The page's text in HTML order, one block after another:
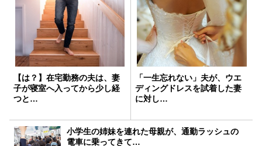
【は？】在宅勤務の夫は、妻
子が寝室へ入ってから少し経
つと…
「一生忘れない」夫が、ウエ
ディングドレスを試着した妻
に対し…
小学生の姉妹を連れた母親が、通勤ラッシュの
電車に乗ってきて…